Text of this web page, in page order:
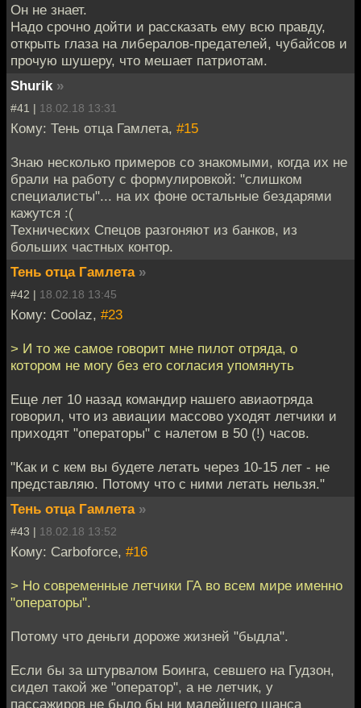
Он не знает.
Надо срочно дойти и рассказать ему всю правду,
открыть глаза на либералов-предателей, чубайсов и
прочую шушеру, что мешает патриотам.
Shurik »
#41 | 18.02.18 13:31
Кому: Тень отца Гамлета, #15
Знаю несколько примеров со знакомыми, когда их не
брали на работу с формулировкой: "слишком
специалисты"... на их фоне остальные бездарями
кажутся :(
Технических Спецов разгоняют из банков, из
больших частных контор.
Тень отца Гамлета »
#42 | 18.02.18 13:45
Кому: Coolaz, #23
> И то же самое говорит мне пилот отряда, о
котором не могу без его согласия упомянуть
Еще лет 10 назад командир нашего авиаотряда
говорил, что из авиации массово уходят летчики и
приходят "операторы" с налетом в 50 (!) часов.
"Как и с кем вы будете летать через 10-15 лет - не
представляю. Потому что с ними летать нельзя."
Тень отца Гамлета »
#43 | 18.02.18 13:52
Кому: Carboforce, #16
> Но современные летчики ГА во всем мире именно
"операторы".
Потому что деньги дороже жизней "быдла".
Если бы за штурвалом Боинга, севшего на Гудзон,
сидел такой же "оператор", а не летчик, у
пассажиров не было бы ни малейшего шанса